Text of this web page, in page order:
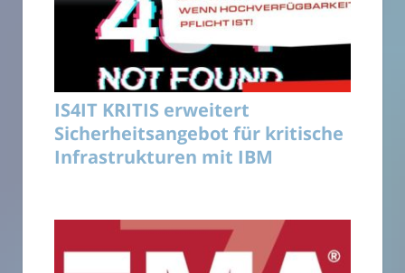
IS4IT KRITIS erweitert
Sicherheitsangebot für kritische
Infrastrukturen mit IBM